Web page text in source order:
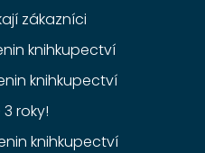
zákazníci
knihkupectví
knihkupectví
roky!
knihkupectví